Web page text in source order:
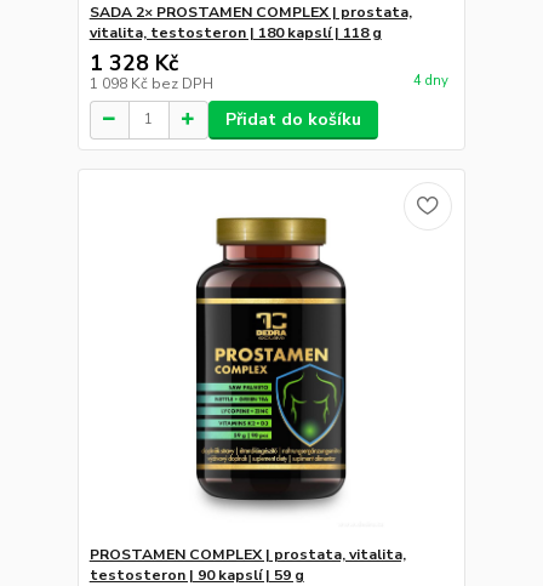
SADA 2× PROSTAMEN COMPLEX | prostata,
vitalita, testosteron | 180 kapslí | 118 g
1 328 Kč
1 098 Kč bez DPH 4 dny
Přidat do košíku
PROSTAMEN COMPLEX | prostata, vitalita,
testosteron | 90 kapslí | 59 g